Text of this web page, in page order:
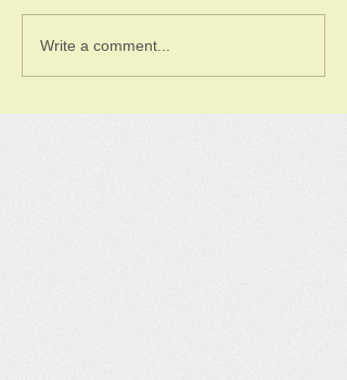
Write a comment...